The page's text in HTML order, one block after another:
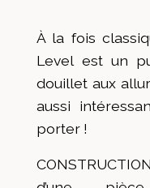
À la fois
Level est un
douillet aux
aussi
porter !